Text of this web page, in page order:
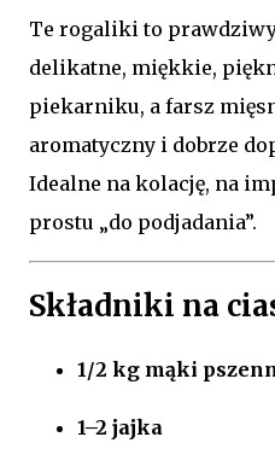
Te rogaliki to
delikatne, miękkie,
piekarniku, a farsz
aromatyczny i dobrze
Idealne na kolację, na
prostu „do podjadania”.
Składniki na
1/2 kg mąki
1–2 jajka